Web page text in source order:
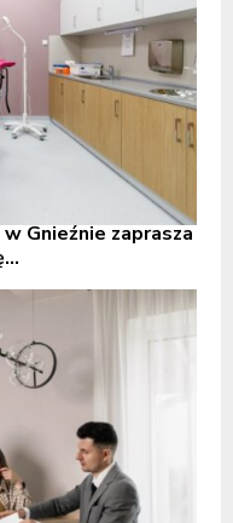
Gnieźnie zaprasza